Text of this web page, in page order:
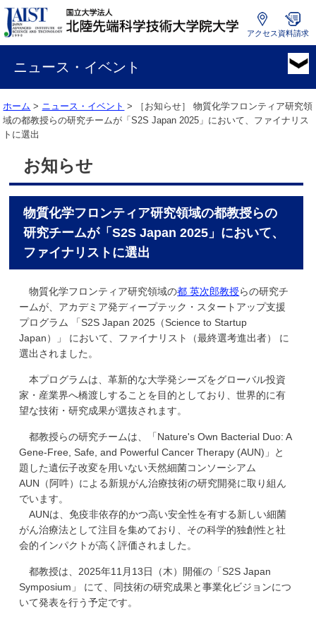
国
学
法
人
北
端
アクセス 資料請求
ニュース・イベント
ホーム > ニュース・イベント > ［お知らせ］物質化学フロンティア研究領
域の都教授らの研究チームが「S2S Japan 2025」において、ファイナリス
トに選出
お知らせ
物質化学フロンティア研究領域の都教授らの
研究チームが「S2S Japan 2025」において、
ファイナリストに選出
物質化学フロンティア研究領域の都 英次郎教授らの研究チ
ームが、アカデミア発ディープテック・スタートアップ支援
プログラム 「S2S Japan 2025（Science to Startup
Japan）」 において、ファイナリスト（最終選考進出者） に
選出されました。
本プログラムは、革新的な大学発シーズをグローバル投資
家・産業界へ橋渡しすることを目的としており、世界的に有
望な技術・研究成果が選抜されます。
都教授らの研究チームは、「Nature's Own Bacterial Duo: A
Gene-Free, Safe, and Powerful Cancer Therapy (AUN)」と
題した遺伝子改変を用いない天然細菌コンソーシアム
AUN（阿吽）による新規がん治療技術の研究開発に取り組ん
でいます。
AUNは、免疫非依存的かつ高い安全性を有する新しい細菌
がん治療法として注目を集めており、その科学的独創性と社
会的インパクトが高く評価されました。
都教授は、2025年11月13日（木）開催の「S2S Japan
Symposium」 にて、同技術の研究成果と事業化ビジョンにつ
いて発表を行う予定です。